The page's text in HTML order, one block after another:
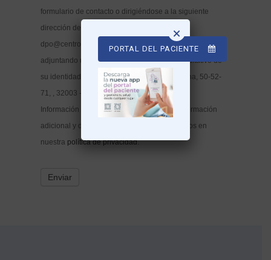
formulario de contacto o dirigiéndose a la siguiente
dirección de correo electrónico:
dpo@centromedicoelcarmen.es, o también por escrito,
adjuntando una copia de un documento acreditativo de
su identidad a la dirección: Avda. de la Habana, 50-52-
71, , 32003 - Ourense (Ourense)
Información adicional: Puede consultar la información
adicional y detallada sobre Protección de datos en
nuestra política de privacidad.
PORTAL DEL PACIENTE
×